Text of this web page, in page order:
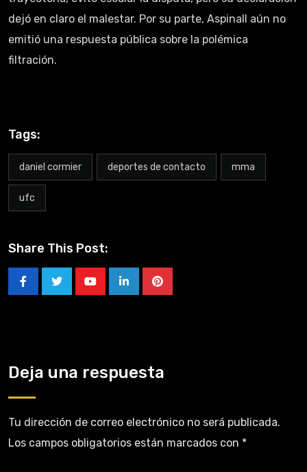
dejó en claro el malestar. Por su parte, Aspinall aún no
emitió una respuesta pública sobre la polémica
filtración.
Tags:
daniel cormier deportes de contacto mma
ufc
Share This Post:
Deja una respuesta
Tu dirección de correo electrónico no será publicada.
Los campos obligatorios están marcados con *